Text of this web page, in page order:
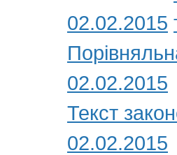
02.02.2015
02.02.2015
Текст
02.02.2015